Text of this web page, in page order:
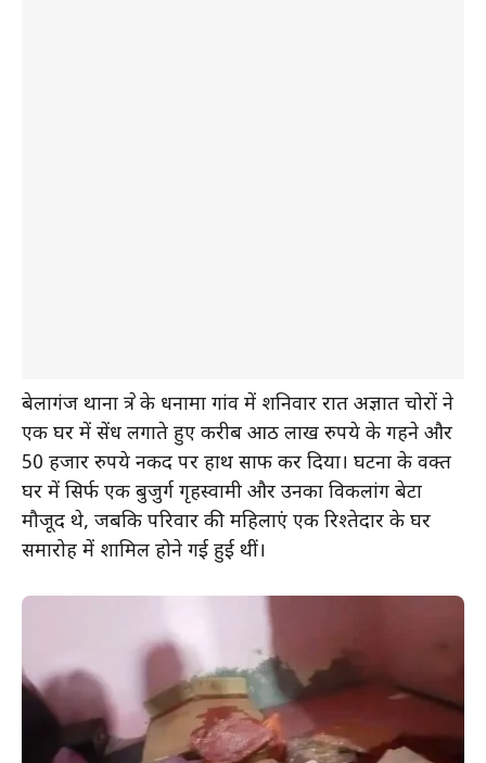
बेलागंज थाना क्षेत्र के धनामा गांव में शनिवार रात अज्ञात चोरों ने
एक घर में सेंध लगाते हुए करीब आठ लाख रुपये के गहने और
50 हजार रुपये नकद पर हाथ साफ कर दिया। घटना के वक्त
घर में सिर्फ एक बुजुर्ग गृहस्वामी और उनका विकलांग बेटा
मौजूद थे, जबकि परिवार की महिलाएं एक रिश्तेदार के घर
समारोह में शामिल होने गई हुई थीं।